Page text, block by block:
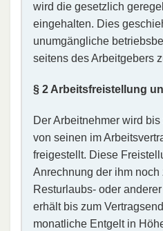
wird die gesetzlich
eingehalten. Dies
unumgängliche
seitens des Arbeitgebers
§ 2 Arbeitsfreistellung
Der Arbeitnehmer wird
von seinen im
freigestellt. Diese
Anrechnung der ihm noch
Resturlaubs- oder
erhält bis zum
monatliche Entgelt in